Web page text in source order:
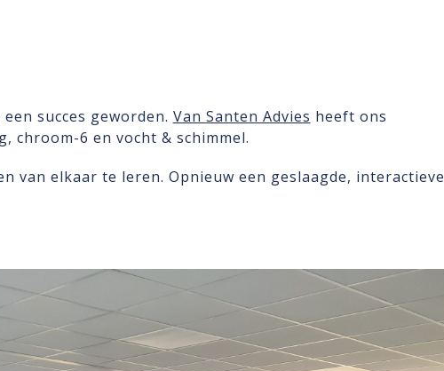
succes geworden. Van Santen Advies heeft ons
chroom-6 en vocht & schimmel.
van elkaar te leren. Opnieuw een geslaagde, interactieve